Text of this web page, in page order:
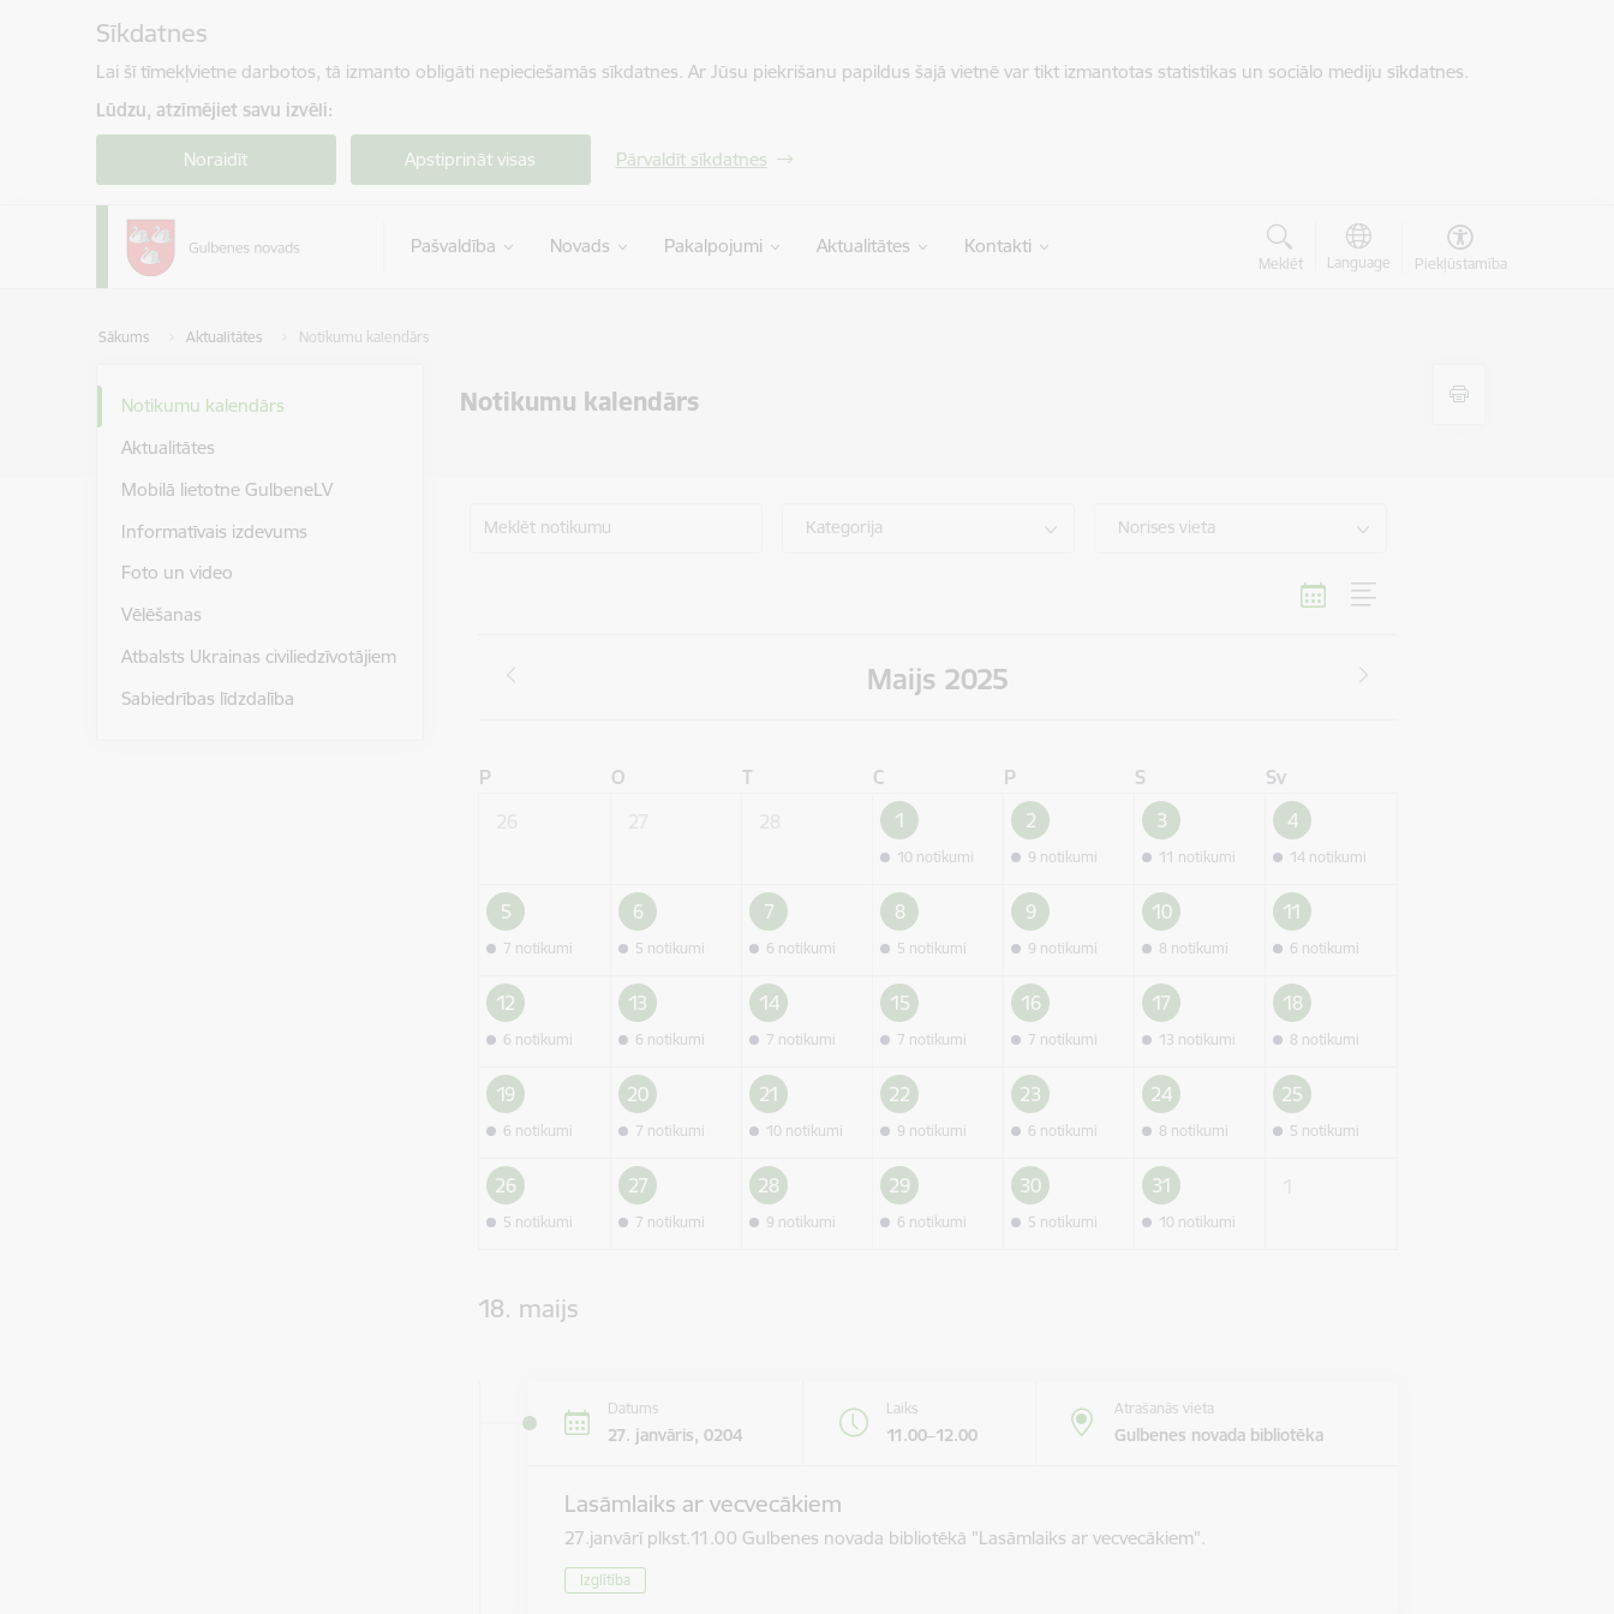
Sīkdatnes
Lai šī tīmekļvietne darbotos, tā izmanto obligāti nepieciešamās sīkdatnes. Ar Jūsu piekrišanu papildus šajā vietnē var tikt izmantotas statistikas un sociālo mediju sīkdatnes.
Lūdzu, atzīmējiet savu izvēli:
Noraidīt Apstiprināt visas Pārvaldīt sīkdatnes
Pašvaldība Novads Pakalpojumi Aktualitātes Kontakti
Meklēt Language Piekļūstamība
Sākums Aktualitātes Notikumu kalendārs
Notikumu kalendārs
Notikumu kalendārs
Aktualitātes
Mobilā lietotne GulbeneLV
Informatīvais izdevums
Foto un video
Vēlēšanas
Atbalsts Ukrainas civiliedzīvotājiem
Sabiedrības līdzdalība
Meklēt notikumu Kategorija Norises vieta
Maijs 2025
P O T C P S
Sv
1
10 notikumi
2
9 notikumi
3
11 notikumi
4
14 notikumi
5
7 notikumi
6
5 notikumi
7
6 notikumi
8
5 notikumi
9
9 notikumi
10
8 notikumi
11
6 notikumi
12
6 notikumi
13
6 notikumi
14
7 notikumi
15
7 notikumi
16
7 notikumi
17
13 notikumi
18
8 notikumi
19
6 notikumi
20
7 notikumi
21
10 notikumi
22
9 notikumi
23
6 notikumi
24
8 notikumi
25
5 notikumi
26
5 notikumi
27
7 notikumi
28
9 notikumi
29
6 notikumi
30
5 notikumi
31
10 notikumi
18. maijs
Datums
27. janvāris, 0204
Laiks
11.00–12.00
Atrašanās vieta
Gulbenes novada bibliotēka
Lasāmlaiks ar vecvecākiem
27.janvārī plkst.11.00 Gulbenes novada bibliotēkā "Lasāmlaiks ar vecvecākiem".
Izglītība